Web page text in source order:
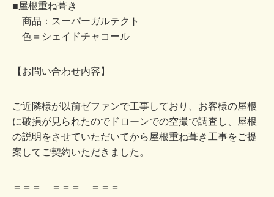
■屋根重ね葺き
商品：スーパーガルテクト
色＝シェイドチャコール
【お問い合わせ内容】
ご近隣様が以前ゼファンで工事しており、お客様の屋根
に破損が見られたのでドローンでの空撮で調査し、屋根
の説明をさせていただいてから屋根重ね葺き工事をご提
案してご契約いただきました。
＝＝＝ ＝＝＝ ＝＝＝